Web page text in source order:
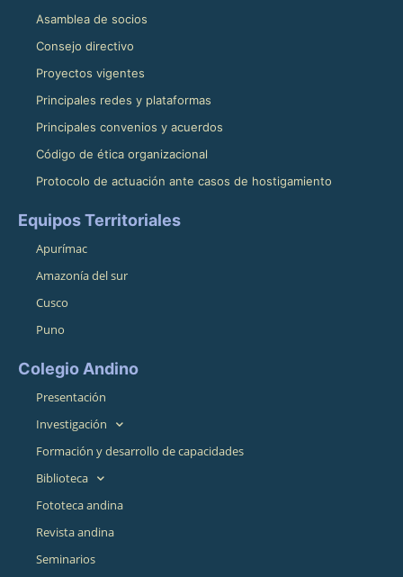
Asamblea de socios
Consejo directivo
Proyectos vigentes
Principales redes y plataformas
Principales convenios y acuerdos
Código de ética organizacional
Protocolo de actuación ante casos de hostigamiento
Equipos Territoriales
Apurímac
Amazonía del sur
Cusco
Puno
Colegio Andino
Presentación
Investigación
Formación y desarrollo de capacidades
Biblioteca
Fototeca andina
Revista andina
Seminarios